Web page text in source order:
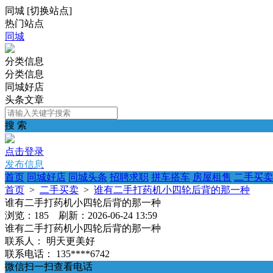
同城 [切换站点]
热门站点
同城
分类信息
分类信息
同城好店
头条文章
搜 索
点击登录
发布信息
首页 同城好店 同城头条 招聘求职 拼车搭车 房屋租售 二手买卖
首页 > 二手买卖 > 谁有二手打药机小四轮后背的那一种
谁有二手打药机小四轮后背的那一种
浏览：185 刷新：2026-06-24 13:59
谁有二手打药机小四轮后背的那一种
联系人：
明天更美好
联系电话：
135****6742
微信扫一扫查看电话